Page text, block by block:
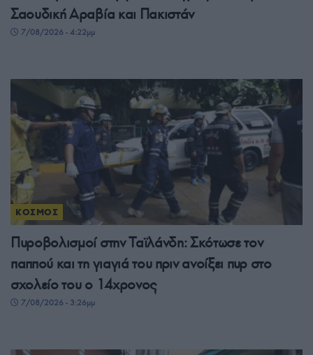
Σαουδική Αραβία και Πακιστάν
7/08/2026 - 4:22μμ
ΚΟΣΜΟΣ
Πυροβολισμοί στην Ταϊλάνδη: Σκότωσε τον
παππού και τη γιαγιά του πριν ανοίξει πυρ στο
σχολείο του ο 14χρονος
7/08/2026 - 3:26μμ